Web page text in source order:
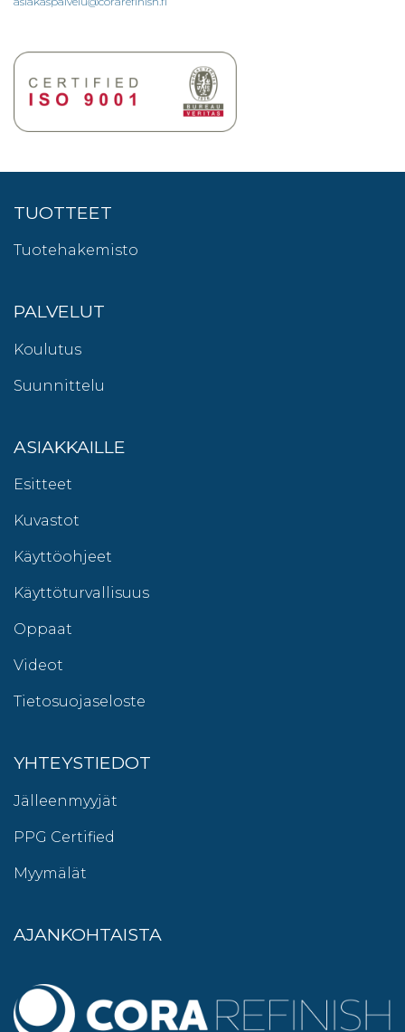
TUOTTEET
Tuotehakemisto
PALVELUT
Koulutus
Suunnittelu
ASIAKKAILLE
Esitteet
Kuvastot
Käyttöohjeet
Käyttöturvallisuus
Oppaat
Videot
Tietosuojaseloste
YHTEYSTIEDOT
Jälleenmyyjät
PPG Certified
Myymälät
AJANKOHTAISTA